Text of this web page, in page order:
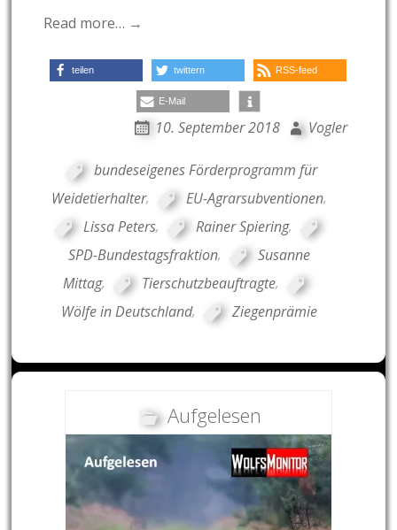
Read more… →
teilen twittern RSS-feed
E-Mail
10. September 2018 Vogler
bundeseigenes Förderprogramm für
Weidetierhalter, EU-Agrarsubventionen,
Lissa Peters, Rainer Spiering,
SPD-Bundestagsfraktion,
Susanne
Mittag, Tierschutzbeauftragte,
Wölfe in Deutschland, Ziegenprämie
Aufgelesen